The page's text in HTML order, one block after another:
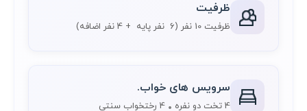
ظرفیت
ظرفیت 10 نفر (6 نفر پایه + 4 نفر اضافه)
سرویس های خواب.
4 تخت دو نفره 4 رختخواب سنتی